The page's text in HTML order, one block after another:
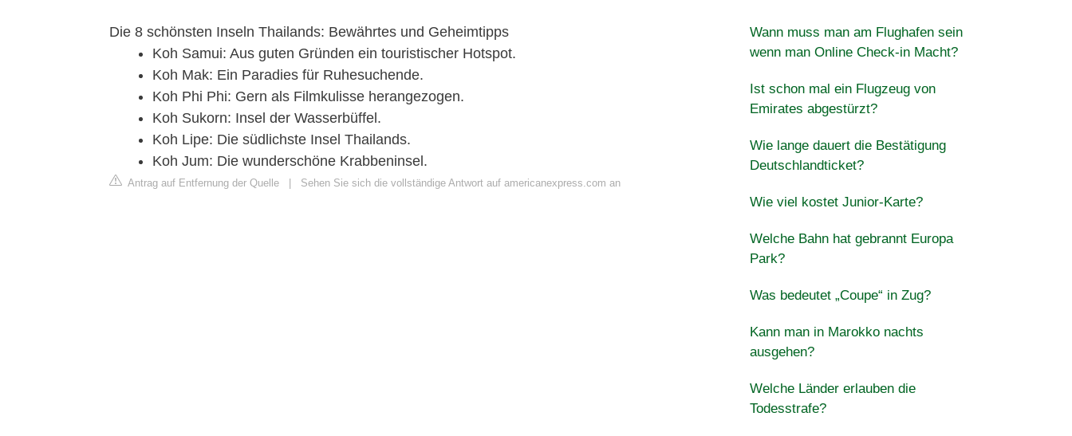
Die 8 schönsten Inseln Thailands: Bewährtes und Geheimtipps
Koh Samui: Aus guten Gründen ein touristischer Hotspot.
Koh Mak: Ein Paradies für Ruhesuchende.
Koh Phi Phi: Gern als Filmkulisse herangezogen.
Koh Sukorn: Insel der Wasserbüffel.
Koh Lipe: Die südlichste Insel Thailands.
Koh Jum: Die wunderschöne Krabbeninsel.
Antrag auf Entfernung der Quelle Sehen Sie sich die vollständige Antwort auf americanexpress.com an
Wann muss man am Flughafen sein
wenn man Online Check-in Macht?
Ist schon mal ein Flugzeug von
Emirates abgestürzt?
Wie lange dauert die Bestätigung
Deutschlandticket?
Wie viel kostet Junior-Karte?
Welche Bahn hat gebrannt Europa
Park?
Was bedeutet „Coupe“ in Zug?
Kann man in Marokko nachts
ausgehen?
Welche Länder erlauben die
Todesstrafe?